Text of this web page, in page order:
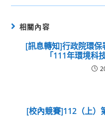
相關內容
[訊息轉知]行政院環
「111年環境科
[校內競賽]112（上）